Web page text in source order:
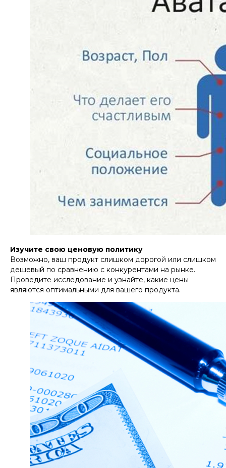
Изучите свою ценовую политику
Возможно, ваш продукт слишком дорогой или слишком
дешевый по сравнению с конкурентами на рынке.
Проведите исследование и узнайте, какие цены
являются оптимальными для вашего продукта.